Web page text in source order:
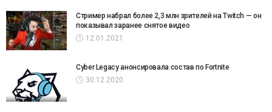
Стример набрал более 2,3 млн зрителей на Twitch — он
показывал заранее снятое видео
12.01.2021
Cyber Legacy анонсировала состав по Fortnite
30.12.2020